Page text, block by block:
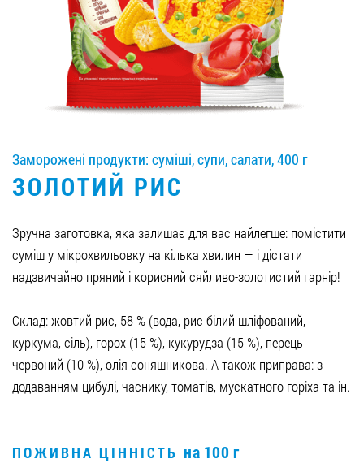
Контакти
Вакансії
ЗАМОВИТИ ПРОДУКЦІЮ «РУДЬ»:
СТАТИ ПАРТНЕРОМ
0412 42 29 23
Заморожені продукти: суміші, супи, салати, 400 г
ЗОЛОТИЙ РИС
Зручна заготовка, яка залишає для вас найлегше: помістити
суміш у мікрохвильовку на кілька хвилин — і дістати
надзвичайно пряний і корисний сяйливо-золотистий гарнір!
Склад: жовтий рис, 58 % (вода, рис білий шліфований,
куркума, сіль), горох (15 %), кукурудза (15 %), перець
червоний (10 %), олія соняшникова. А також приправа: з
додаванням цибулі, часнику, томатів, мускатного горіха та ін.
ПОЖИВНА ЦІННІСТЬ на 100 г